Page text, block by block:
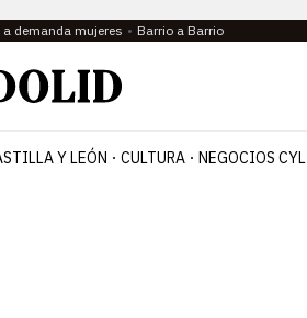
a demanda mujeres Barrio a Barrio
Y LEÓN CULTURA NEGOCIOS CYL